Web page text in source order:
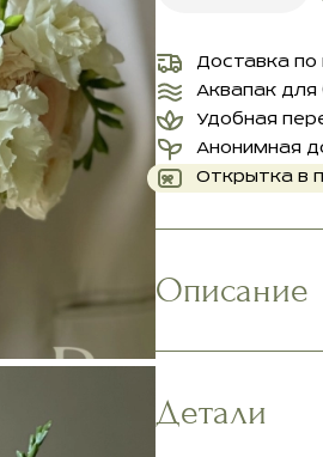
Доставка по
Аквапак для
Удобная
Анонимная
Открытка в
Описание
Детали